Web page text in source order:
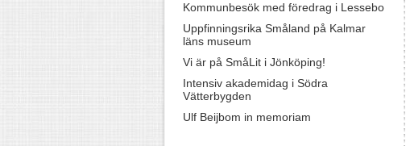
Kommunbesök med föredrag i Lessebo
Uppfinningsrika Småland på Kalmar
läns museum
Vi är på SmåLit i Jönköping!
Intensiv akademidag i Södra
Vätterbygden
Ulf Beijbom in memoriam